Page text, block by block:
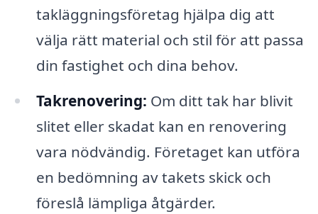
takläggningsföretag hjälpa dig att
välja rätt material och stil för att passa
din fastighet och dina behov.
Takrenovering: Om ditt tak har blivit
slitet eller skadat kan en renovering
vara nödvändig. Företaget kan utföra
en bedömning av takets skick och
föreslå lämpliga åtgärder.